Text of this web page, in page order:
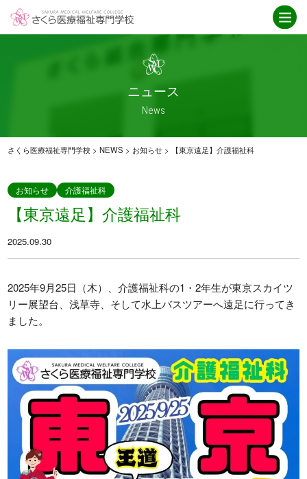
学校紹介
アクセス
ニュース
ニュース一覧
介護福祉科
救急救命科
学科紹介
臨床工学科
・救急救命士を目指す高校生へ
介護福祉科
オープンキャンパス
入学案内
募集要項
総合型選抜
学費
特待生制度
資格・経歴による学費給付制度
各種制度
お問い合わせ
お問い合わせ
WEB個別相談または来校型個
別相談はこちら
ニュース
News
さくら医療福祉専門学校 >NEWS > お知らせ > 【東京遠足】介護福祉科
お知らせ 介護福祉科
【東京遠足】介護福祉科
2025.09.30
2025年9月25日（木）、介護福祉科の1・2年生が東京スカイツ
リー展望台、浅草寺、そして水上バスツアーへ遠足に行ってき
ました。